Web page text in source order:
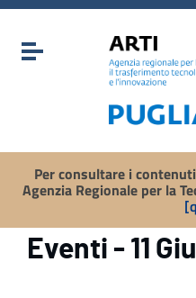
Vai ai contenuti
Vai al menu di navigazione
Vai al footer
Attiva / disattiva la
Per consultare i
Agenzia Regionale per la
Eventi - 11